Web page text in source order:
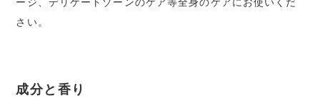
さい。
成分と香り